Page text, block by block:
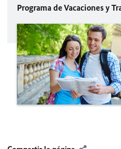
Programa de Vacaciones y